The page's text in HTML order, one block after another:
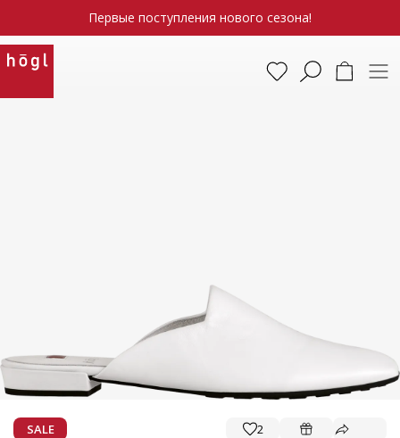
Первые поступления нового сезона!
SALE 2